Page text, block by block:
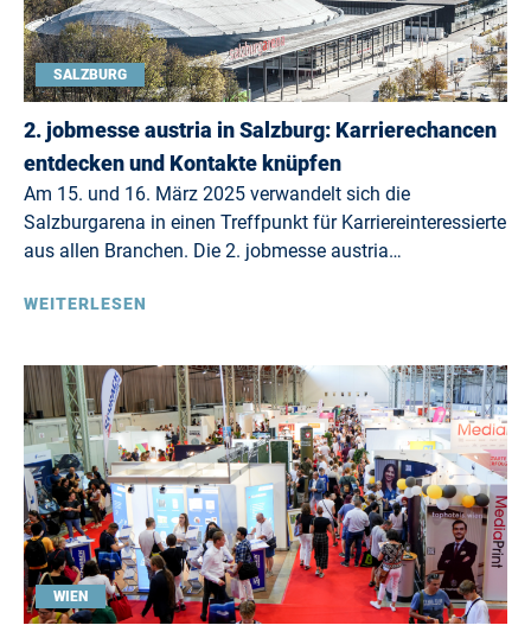
SALZBURG
2. jobmesse austria in Salzburg: Karrierechancen
entdecken und Kontakte knüpfen
Am 15. und 16. März 2025 verwandelt sich die
Salzburgarena in einen Treffpunkt für Karriereinteressierte
aus allen Branchen. Die 2. jobmesse austria…
WEITERLESEN
WIEN